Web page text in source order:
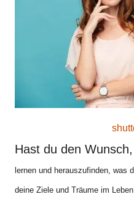
Hast du den Wunsch,
lernen und herauszufinden, was
deine Ziele und Träume im